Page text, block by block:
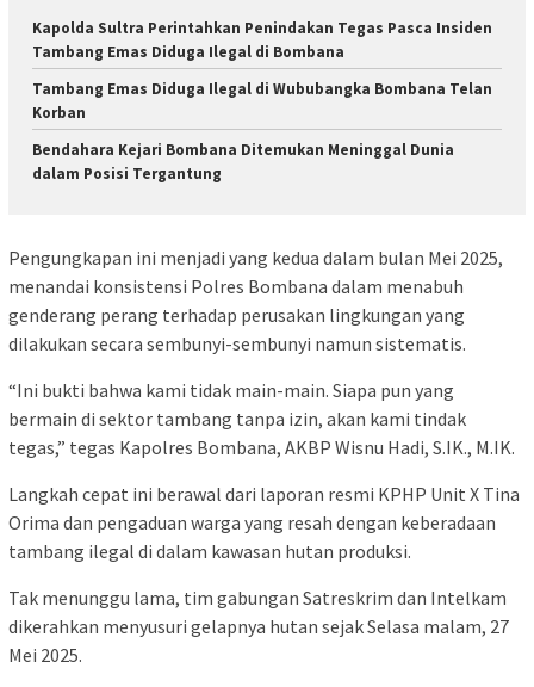
Kapolda Sultra Perintahkan Penindakan Tegas Pasca Insiden
Tambang Emas Diduga Ilegal di Bombana
Tambang Emas Diduga Ilegal di Wububangka Bombana Telan
Korban
Bendahara Kejari Bombana Ditemukan Meninggal Dunia
dalam Posisi Tergantung
Pengungkapan ini menjadi yang kedua dalam bulan Mei 2025,
menandai konsistensi Polres Bombana dalam menabuh
genderang perang terhadap perusakan lingkungan yang
dilakukan secara sembunyi-sembunyi namun sistematis.
“Ini bukti bahwa kami tidak main-main. Siapa pun yang
bermain di sektor tambang tanpa izin, akan kami tindak
tegas,” tegas Kapolres Bombana, AKBP Wisnu Hadi, S.IK., M.IK.
Langkah cepat ini berawal dari laporan resmi KPHP Unit X Tina
Orima dan pengaduan warga yang resah dengan keberadaan
tambang ilegal di dalam kawasan hutan produksi.
Tak menunggu lama, tim gabungan Satreskrim dan Intelkam
dikerahkan menyusuri gelapnya hutan sejak Selasa malam, 27
Mei 2025.